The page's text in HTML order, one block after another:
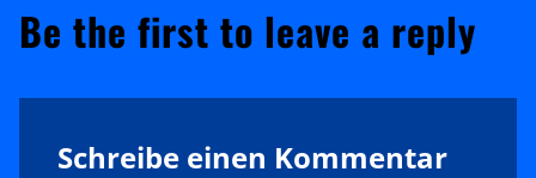
Be the first to leave a reply
Schreibe einen Kommentar